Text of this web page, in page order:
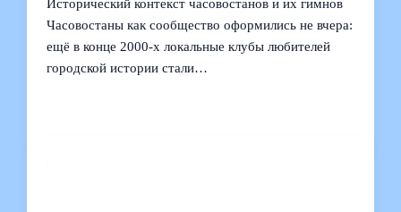
Исторический контекст часовостанов и их гимнов
Часовостаны как сообщество оформились не вчера:
ещё в конце 2000‑х локальные клубы любителей
городской истории стали…